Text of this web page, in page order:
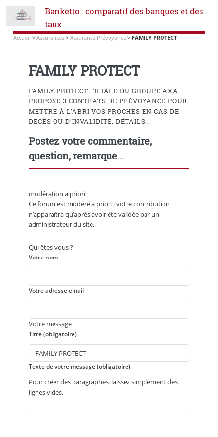
Banketto : comparatif des banques et des
taux
Accueil > Assurances> Assurance Prévoyance> FAMILY PROTECT
FAMILY PROTECT
FAMILY PROTECT FILIALE DU GROUPE AXA
PROPOSE 3 CONTRATS DE PRÉVOYANCE POUR
METTRE À L’ABRI VOS PROCHES EN CAS DE
DÉCÈS OU D’INVALIDITÉ. DÉTAILS...
Postez votre commentaire,
question, remarque...
modération a priori
Ce forum est modéré a priori : votre contribution
n’apparaîtra qu’après avoir été validée par un
administrateur du site.
Qui êtes-vous ?
Votre nom
Votre adresse email
Votre message
Titre (obligatoire)
Texte de votre message (obligatoire)
Pour créer des paragraphes, laissez simplement des
lignes vides.